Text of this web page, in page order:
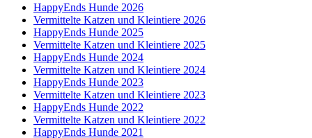
HappyEnds Hunde 2026
Vermittelte Katzen und Kleintiere 2026
HappyEnds Hunde 2025
Vermittelte Katzen und Kleintiere 2025
HappyEnds Hunde 2024
Vermittelte Katzen und Kleintiere 2024
HappyEnds Hunde 2023
Vermittelte Katzen und Kleintiere 2023
HappyEnds Hunde 2022
Vermittelte Katzen und Kleintiere 2022
HappyEnds Hunde 2021